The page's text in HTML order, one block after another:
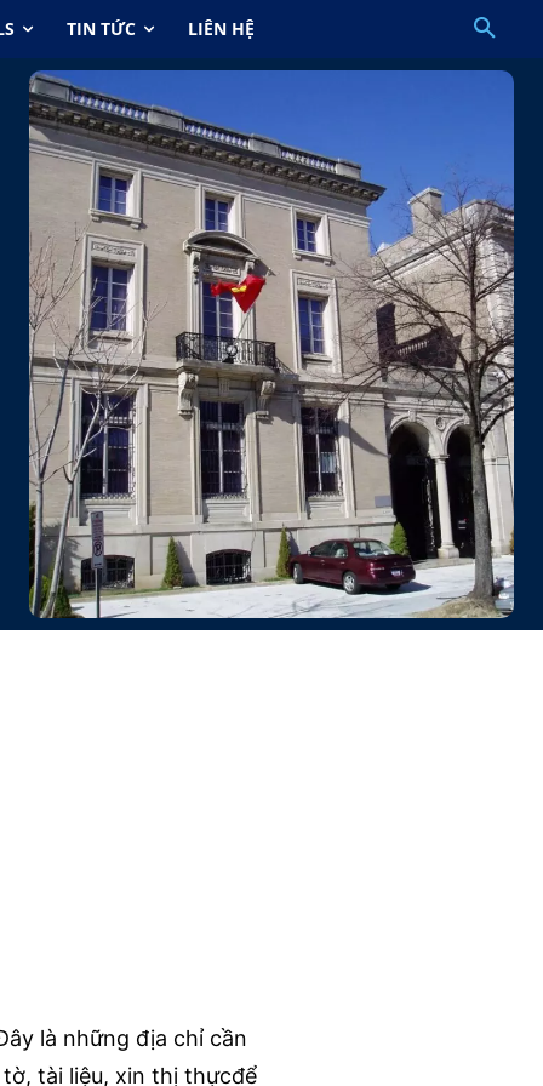
TIN TỨC LIÊN HỆ
là những địa chỉ cần
tài liệu, xin thị thựcđể